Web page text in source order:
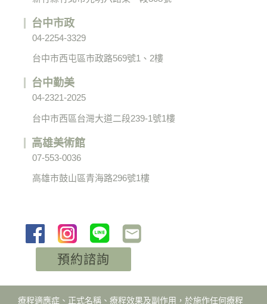
台中市政
04-2254-3329
台中市西屯區市政路569號1、2樓
台中勤美
04-2321-2025
台中市西區台灣大道二段239-1號1樓
高雄美術館
07-553-0036
高雄市鼓山區青海路296號1樓
預約諮詢
療程適應症、正式名稱、療程效果及副作用，於施作任何療程